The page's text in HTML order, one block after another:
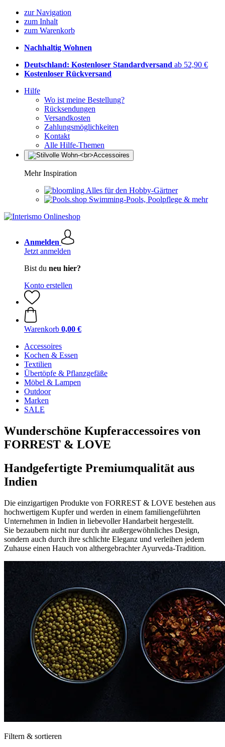
zur Navigation
zum Inhalt
zum Warenkorb
Nachhaltig Wohnen
Deutschland: Kostenloser Standardversand ab 52,90 €
Kostenloser Rückversand
Hilfe
Wo ist meine Bestellung?
Rücksendungen
Versandkosten
Zahlungsmöglichkeiten
Kontakt
Alle Hilfe-Themen
Mehr Inspiration
Alles für den Hobby-Gärtner
Swimming-Pools, Poolpflege & mehr
Anmelden
Jetzt anmelden
Bist du neu hier?
Konto erstellen
Warenkorb 0,00 €
Accessoires
Kochen & Essen
Textilien
Übertöpfe & Pflanzgefäße
Möbel & Lampen
Outdoor
Marken
SALE
Wunderschöne Kupferaccessoires von
FORREST & LOVE
Handgefertigte Premiumqualität aus
Indien
Die einzigartigen Produkte von FORREST & LOVE bestehen aus
hochwertigem Kupfer und werden in einem familiengeführten
Unternehmen in Indien in liebevoller Handarbeit hergestellt.
Sie bezaubern nicht nur durch ihr außergewöhnliches Design,
sondern auch durch ihre schlichte Eleganz und verleihen jedem
Zuhause einen Hauch von althergebrachter Ayurveda-Tradition.
Filtern & sortieren